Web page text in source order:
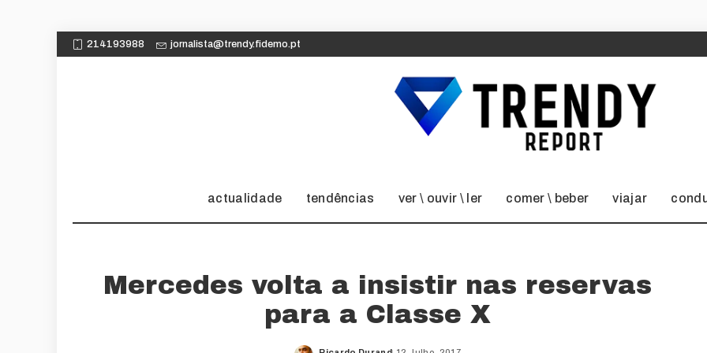
214193988 jornalista@trendy.fidemo.pt
actualidade tendências ver \ ouvir \ ler comer \ beber viajar
Mercedes volta a insistir nas reservas
para a Classe X